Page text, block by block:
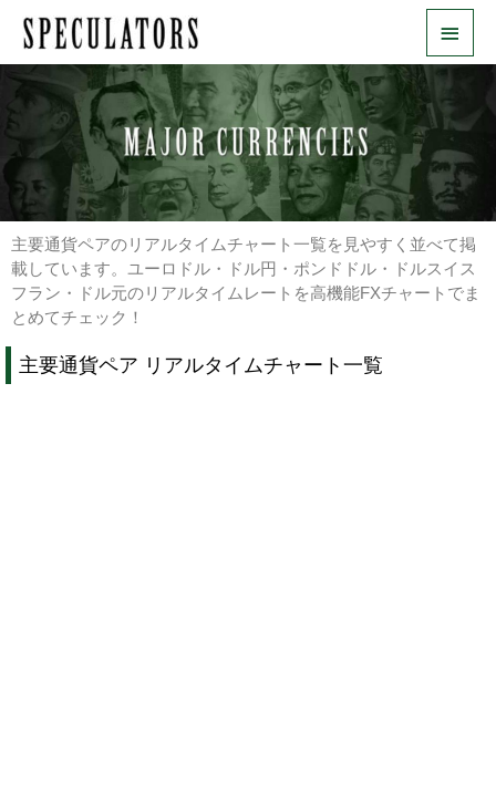
ス
ッ
メ
イ
ン
メ
ニ
ュ
ー
主要通貨ペアのリアルタイムチャート一覧を見やすく並べて掲
載しています。ユーロドル・ドル円・ポンドドル・ドルスイス
フラン・ドル元のリアルタイムレートを高機能FXチャートでま
とめてチェック！
主要通貨ペア リアルタイムチャート一覧